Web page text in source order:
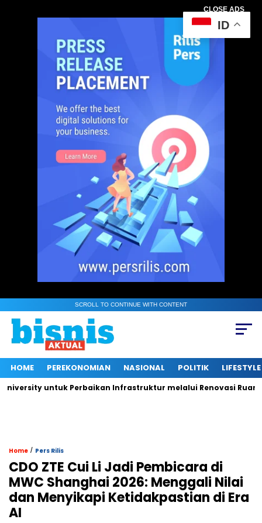
CLOSE ADS
SCROLL TO CONTINUE WITH CONTENT
HOME PEREKONOMIAN NASIONAL POLITIK LIFESTYLE
untuk Perbaikan Infrastruktur melalui Renovasi Ruang
Home / Pers Rilis
CDO ZTE Cui Li Jadi Pembicara di
MWC Shanghai 2026: Menggali Nilai
dan Menyikapi Ketidakpastian di Era
AI
ID